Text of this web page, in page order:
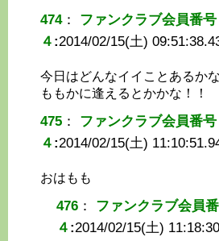
474： ファンクラブ会員番号
４ :2014/02/15(土)
今日はどんなイイことあるかな
ももかに逢えるとかかな！！
475 ： ファンクラブ会員番号
４ :2014/02/15(土)
おはもも
476 ： ファンクラブ会員
４ :2014/02/15(土)